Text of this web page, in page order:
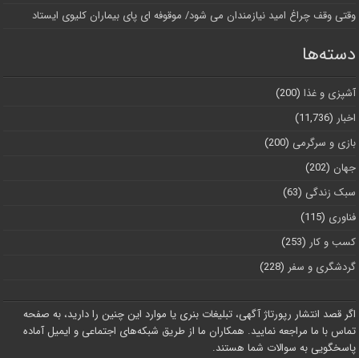
وقتی وقف چراغ امید نیازمندان می شود/ موقوفه ای پای بیماران کلیوی ایستاد
دسته‌ها
آشپزی و غذا (200)
اخبار (11,736)
بازی و سرگرمی (200)
جهان (202)
سبک زندگی (63)
فناوری (115)
کسب و کار (253)
گردشگری و سفر (228)
اگر قصد انتشار رپورتاژ آگهی، تبلیغات بنری یا موارد این چنین را دارید، به صفحه
تماس با ما مراجعه نمایید. همکاران ما از طریق شبکه‌های اجتماعی و ایمیل آماده
پاسخگویی به سوالات شما هستند.